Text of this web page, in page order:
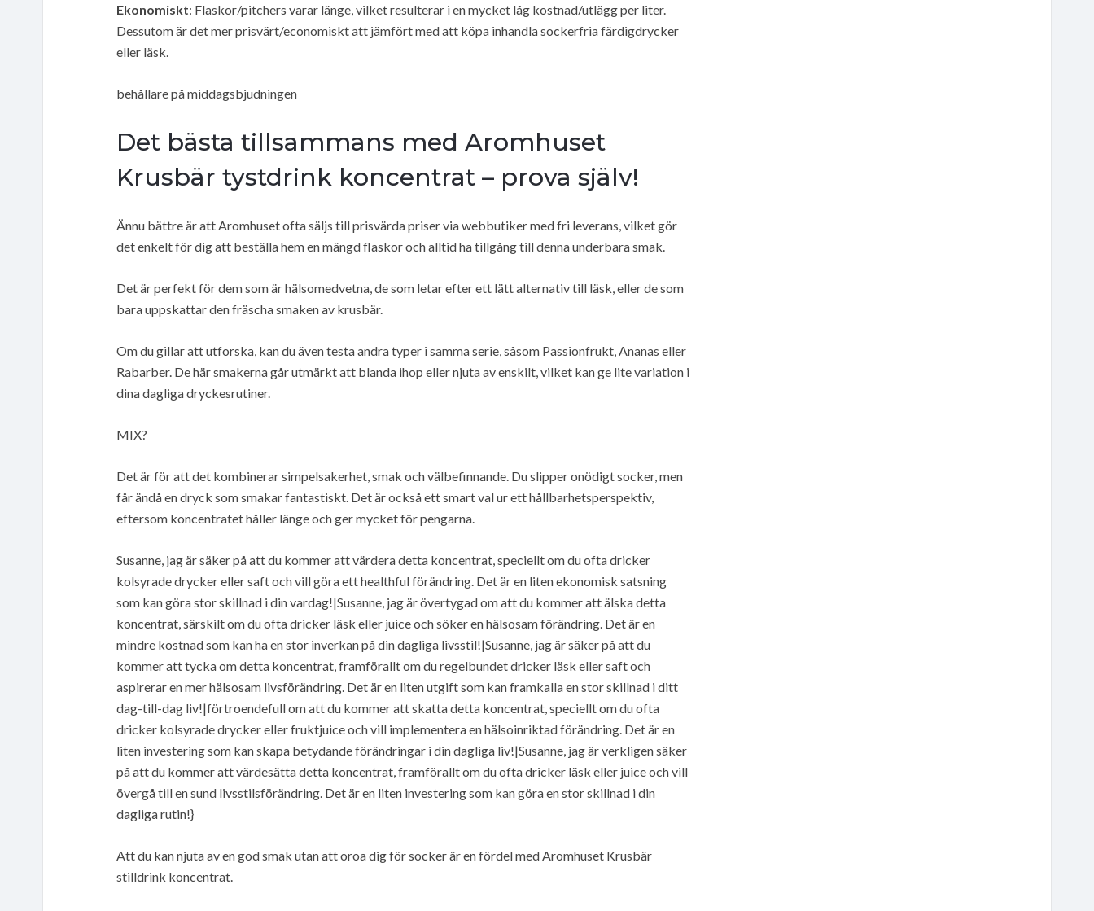
Ekonomiskt: Flaskor/pitchers varar länge, vilket resulterar i en mycket låg kostnad/utlägg per liter.
Dessutom är det mer prisvärt/economiskt att jämfört med att köpa inhandla sockerfria färdigdrycker
eller läsk.
behållare på middagsbjudningen
Det bästa tillsammans med Aromhuset
Krusbär tystdrink koncentrat – prova själv!
Ännu bättre är att Aromhuset ofta säljs till prisvärda priser via webbutiker med fri leverans, vilket gör
det enkelt för dig att beställa hem en mängd flaskor och alltid ha tillgång till denna underbara smak.
Det är perfekt för dem som är hälsomedvetna, de som letar efter ett lätt alternativ till läsk, eller de som
bara uppskattar den fräscha smaken av krusbär.
Om du gillar att utforska, kan du även testa andra typer i samma serie, såsom Passionfrukt, Ananas eller
Rabarber. De här smakerna går utmärkt att blanda ihop eller njuta av enskilt, vilket kan ge lite variation i
dina dagliga dryckesrutiner.
MIX?
Det är för att det kombinerar simpelsakerhet, smak och välbefinnande. Du slipper onödigt socker, men
får ändå en dryck som smakar fantastiskt. Det är också ett smart val ur ett hållbarhetsperspektiv,
eftersom koncentratet håller länge och ger mycket för pengarna.
Susanne, jag är säker på att du kommer att värdera detta koncentrat, speciellt om du ofta dricker
kolsyrade drycker eller saft och vill göra ett healthful förändring. Det är en liten ekonomisk satsning
som kan göra stor skillnad i din vardag!|Susanne, jag är övertygad om att du kommer att älska detta
koncentrat, särskilt om du ofta dricker läsk eller juice och söker en hälsosam förändring. Det är en
mindre kostnad som kan ha en stor inverkan på din dagliga livsstil!|Susanne, jag är säker på att du
kommer att tycka om detta koncentrat, framförallt om du regelbundet dricker läsk eller saft och
aspirerar en mer hälsosam livsförändring. Det är en liten utgift som kan framkalla en stor skillnad i ditt
dag-till-dag liv!|förtroendefull om att du kommer att skatta detta koncentrat, speciellt om du ofta
dricker kolsyrade drycker eller fruktjuice och vill implementera en hälsoinriktad förändring. Det är en
liten investering som kan skapa betydande förändringar i din dagliga liv!|Susanne, jag är verkligen säker
på att du kommer att värdesätta detta koncentrat, framförallt om du ofta dricker läsk eller juice och vill
övergå till en sund livsstilsförändring. Det är en liten investering som kan göra en stor skillnad i din
dagliga rutin!}
Att du kan njuta av en god smak utan att oroa dig för socker är en fördel med Aromhuset Krusbär
stilldrink koncentrat.